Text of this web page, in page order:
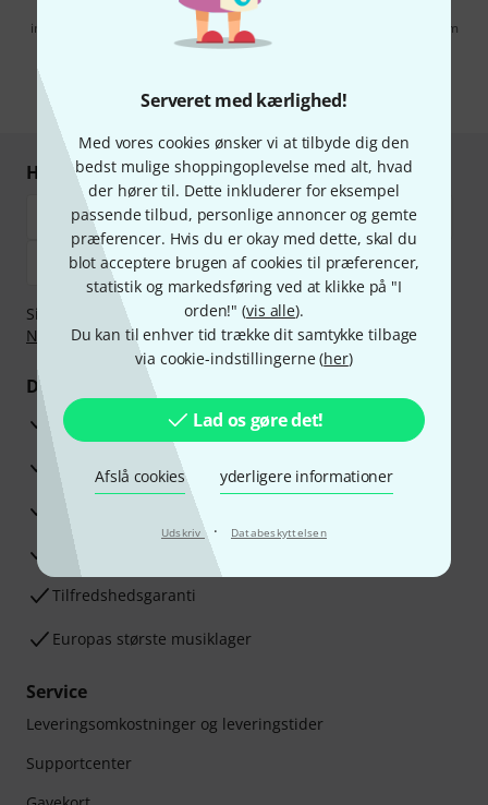
Serveret med kærlighed!
Med vores cookies ønsker vi at tilbyde dig den
bedst mulige shoppingoplevelse med alt, hvad
der hører til. Dette inkluderer for eksempel
passende tilbud, personlige annoncer og gemte
præferencer. Hvis du er okay med dette, skal du
blot acceptere brugen af cookies til præferencer,
statistik og markedsføring ved at klikke på "I
orden!" (vis alle).
Du kan til enhver tid trække dit samtykke tilbage
via cookie-indstillingerne (her)
Lad os gøre det!
Afslå cookies yderligere informationer
Udskriv · Databeskyttelsen
Når jeg klikker på "Tilmeld dig nu", erklærer jeg mig samtidig
indforstået med at modtage e-mail-reklame. Dette tilsagn kan når som
helst trækkes tilbage. Find yderligere informationer i vores
* Obligatorisk felt
Handl og betal sikkert
Sikker betaling med Bankoverførsel, PayPal,
Nu
Klarna betaling i rater eller Kreditkort.
Dine fordele
3 års Thomann Garanti
30 dages money back garanti
Råd fra vores eksperter
Tilfredshedsgaranti
Europas største musiklager
Service
Leveringsomkostninger og leveringstider
Supportcenter